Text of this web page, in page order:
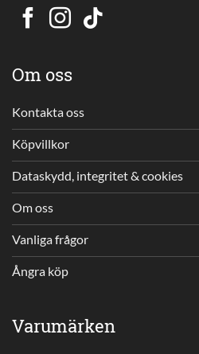
Om oss
Kontakta oss
Köpvillkor
Dataskydd, integritet & cookies
Om oss
Vanliga frågor
Ångra köp
Varumärken